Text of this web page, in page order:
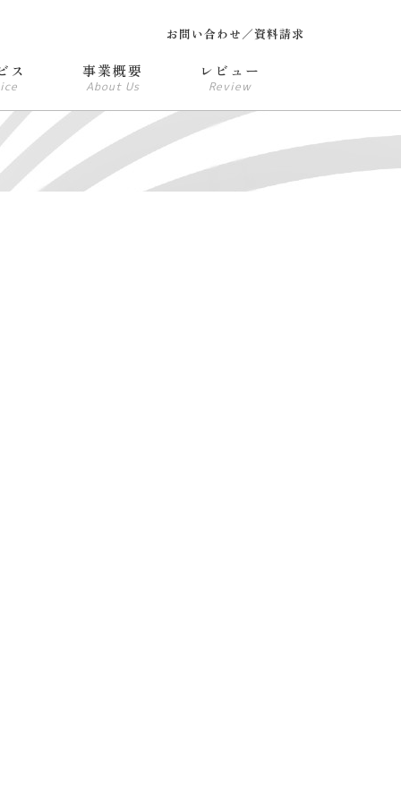
お問い合わせ／資料請求
ス 事業概要
About Us
レビュー
Review